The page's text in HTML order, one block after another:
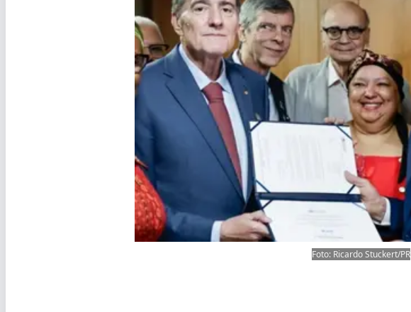
Foto: Ricardo Stuckert/PR